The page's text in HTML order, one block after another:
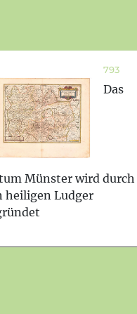
793
Das
Münster wird durch
heiligen Ludger